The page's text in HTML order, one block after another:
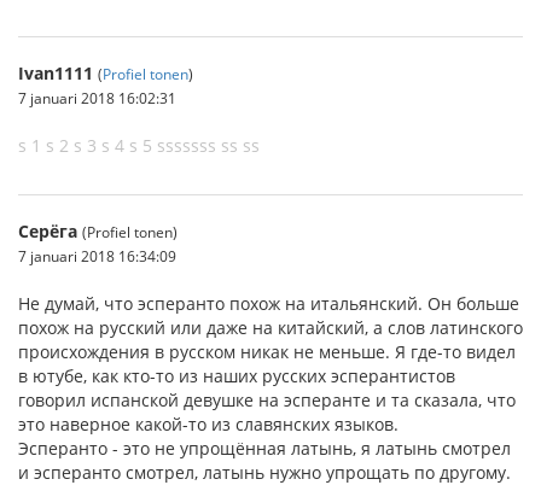
Ivan1111 (Profiel tonen)
7 januari 2018 16:02:31
s 1 s 2 s 3 s 4 s 5 sssssss ss ss
Серёга (Profiel tonen)
7 januari 2018 16:34:09
Не думай, что эсперанто похож на итальянский. Он больше
похож на русский или даже на китайский, а слов латинского
происхождения в русском никак не меньше. Я где-то видел
в ютубе, как кто-то из наших русских эсперантистов
говорил испанской девушке на эсперанте и та сказала, что
это наверное какой-то из славянских языков.
Эсперанто - это не упрощённая латынь, я латынь смотрел
и эсперанто смотрел, латынь нужно упрощать по другому.